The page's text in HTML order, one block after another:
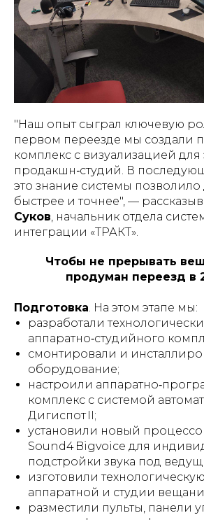
"Наш опыт сыграл ключевую
первом переезде мы создали
комплекс с визуализацией
продакшн‑студий. В
это знание системы позволило
быстрее и точнее", —
Суков, начальник отдела
интеграции «ТРАКТ».
Чтобы не прерывать
продуман переезд в
Подготовка. На этом этапе мы:
разработали
аппаратно‑студийного
смонтировали и
оборудование;
настроили
комплекс с системой
Дигиспот II;
установили новый
Sound4 Bigvoice для
подстройки звука под
изготовили
аппаратной и студии
разместили пульты, панели